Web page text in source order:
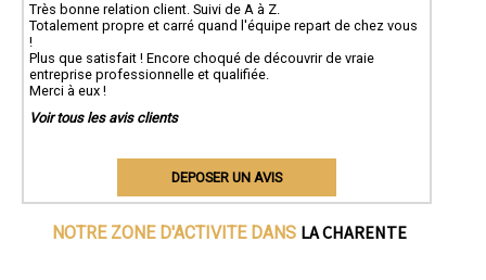
Très bonne relation client. Suivi de A à Z.
Totalement propre et carré quand l'équipe repart de chez vous
!
Plus que satisfait ! Encore choqué de découvrir de vraie
entreprise professionnelle et qualifiée.
Merci à eux !
Voir tous les avis clients
DEPOSER UN AVIS
NOTRE ZONE D'ACTIVITE DANS LA CHARENTE